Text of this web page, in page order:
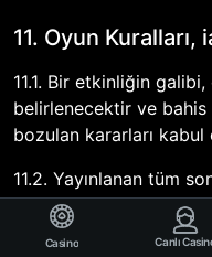
11. Oyun
11.1. Bir etkinliğin
belirlenecektir ve bahis
bozulan kararları
11.2. Yayınlanan tüm
kesinleşecek ve bu
edilmeyecektir.
Casino Canlı